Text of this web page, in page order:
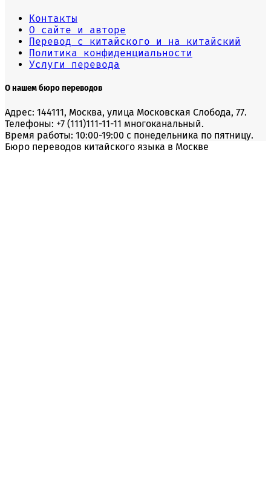
Контакты
О сайте и авторе
Перевод с китайского и на китайский
Политика конфиденциальности
Услуги перевода
О нашем бюро переводов
Адрес: 144111, Москва, улица Московская Слобода, 77.
Телефоны: +7 (111)111-11-11 многоканальный.
Время работы: 10:00-19:00 с понедельника по пятницу.
Бюро переводов китайского языка в Москве